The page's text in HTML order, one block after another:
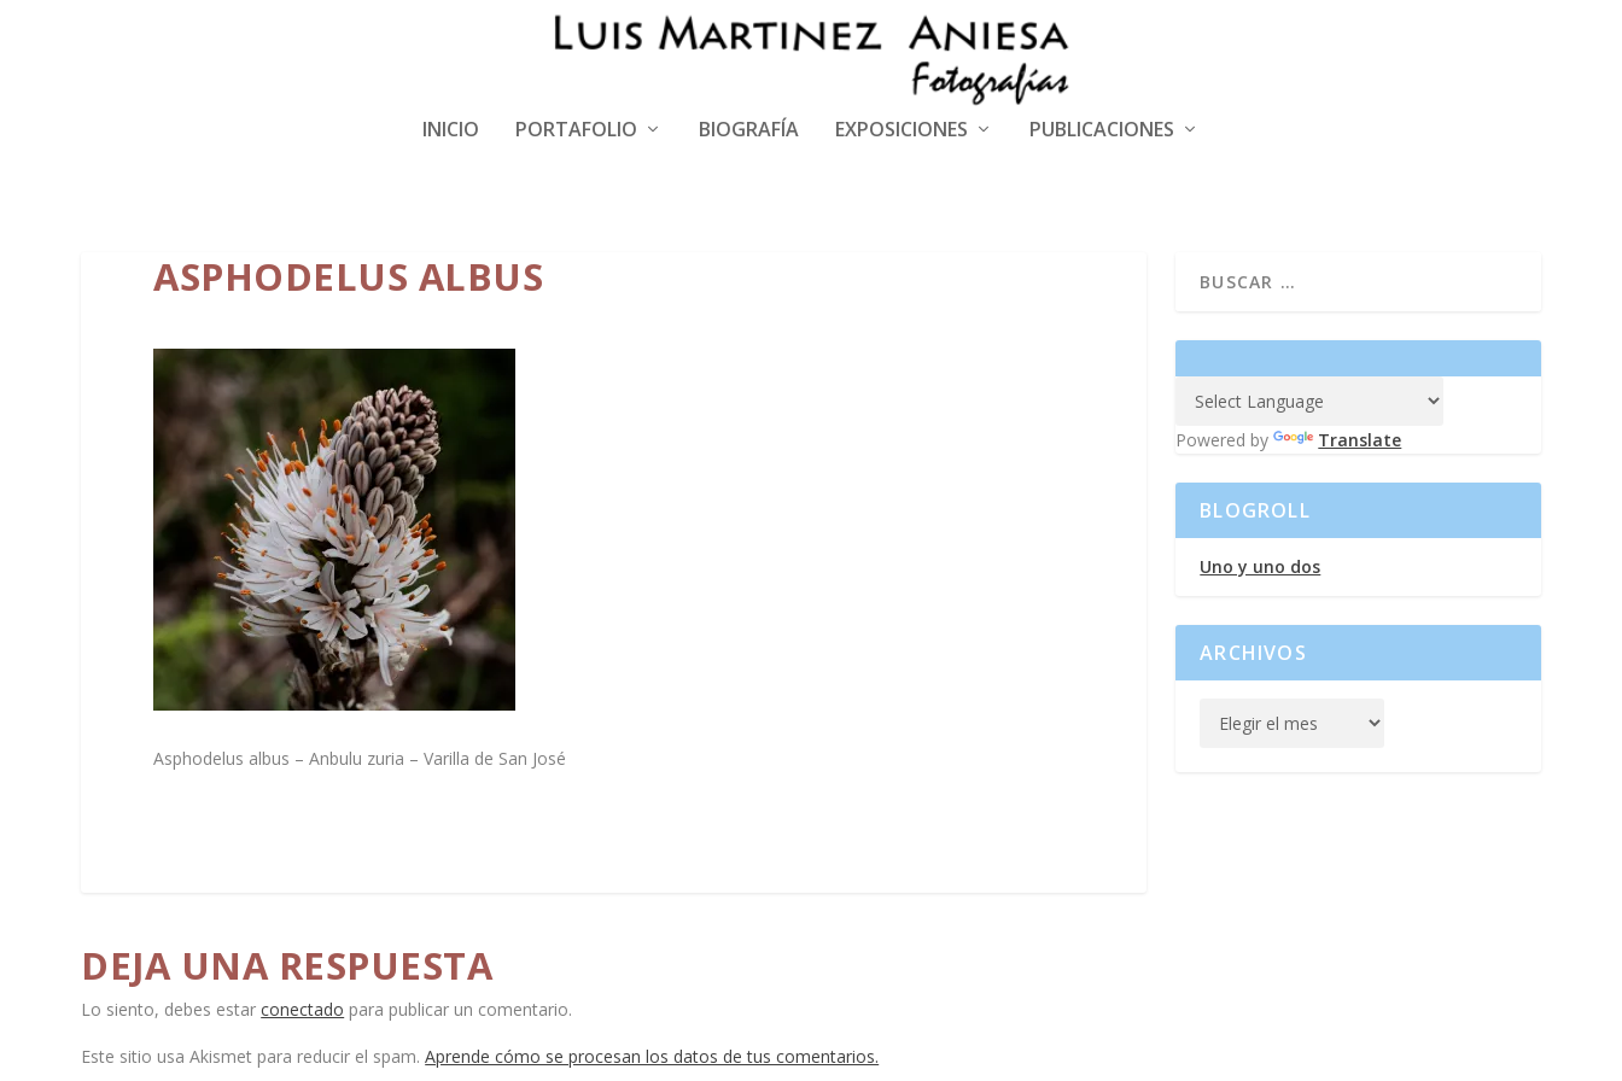
INICIO PORTAFOLIO BIOGRAFÍA EXPOSICIONES PUBLICACIONES
ASPHODELUS ALBUS
Asphodelus albus – Anbulu zuria – Varilla de San José
DEJA UNA RESPUESTA
Lo siento, debes estarconectado para publicar un comentario.
Este sitio usa Akismet para reducir el spam.Aprende cómo se procesan los datos de tus comentarios.
Powered by Translate
BLOGROLL
Uno y uno dos
ARCHIVOS